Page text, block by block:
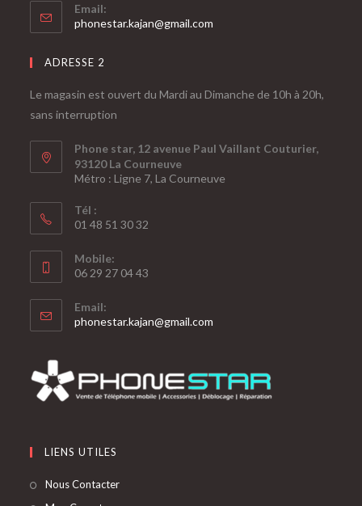
Email:
phonestar.kajan@gmail.com
ADRESSE 2
Le magasin est ouvert du Mardi au Dimanche de 10h à 20h,
sans interruption
Phone star, 12 avenue Paul Vaillant Couturier,
93120 La Courneuve
Métro : Ligne 7, La Courneuve
Tél :
01 48 51 30 32
Mobile:
06 29 27 04 43
Email:
phonestar.kajan@gmail.com
LIENS UTILES
Nous Contacter